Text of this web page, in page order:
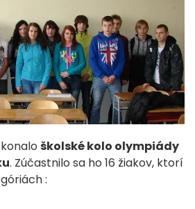
školské kolo olympiády
. Zúčastnilo sa ho 16 žiakov, ktorí
: